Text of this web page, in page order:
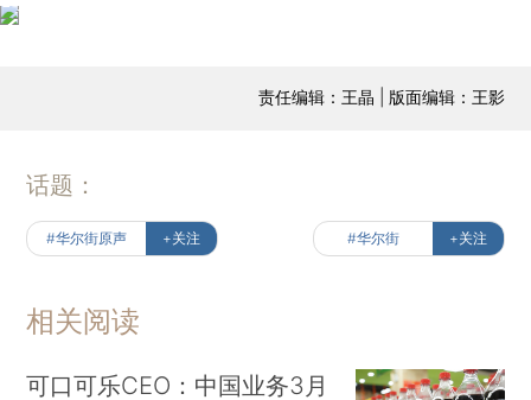
责任编辑：王晶 | 版面编辑：王影
话题：
#华尔街原声 +关注 #华尔街 +关注
相关阅读
可口可乐CEO：中国业务3月